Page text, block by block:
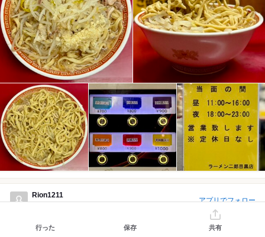
Rion1211
アプリでフォロー
2026/07 訪問
行った 保存 共有